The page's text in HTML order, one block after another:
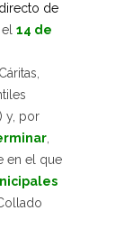
de
14 de
Cáritas,
y, por
en el que